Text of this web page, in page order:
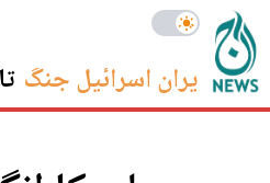
ایران اسرائیل جنگ